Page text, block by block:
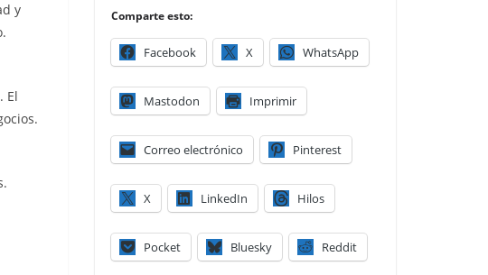
y
El
Comparte esto:
Facebook X WhatsApp
Mastodon Imprimir
Correo electrónico Pinterest
X LinkedIn Hilos
Pocket Bluesky Reddit